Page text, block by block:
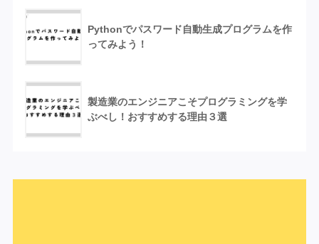
Pythonでパスワード自動生成プログラムを作
ってみよう！
製造業のエンジニアこそプログラミングを学
ぶべし！おすすめする理由３選